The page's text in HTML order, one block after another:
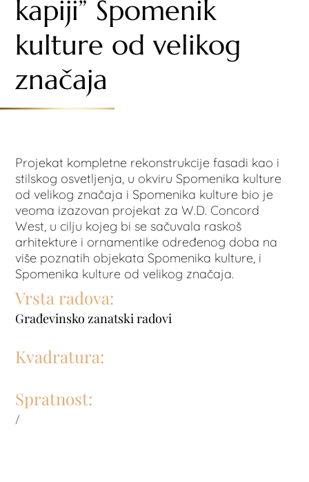
kapiji” Spomenik
kulture od velikog
značaja
Projekat kompletne rekonstrukcije fasadi kao i
stilskog osvetljenja, u okviru Spomenika kulture
od velikog značaja i Spomenika kulture bio je
veoma izazovan projekat za W.D. Concord
West, u cilju kojeg bi se sačuvala raskoš
arhitekture i ornamentike određenog doba na
više poznatih objekata Spomenika kulture, i
Spomenika kulture od velikog značaja.
Vrsta radova:
Građevinsko zanatski radovi
Kvadratura:
Spratnost:
/